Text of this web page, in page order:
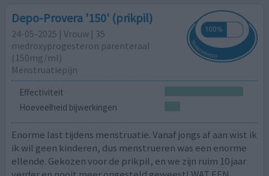
Depo-Provera '150' (prikpil)
24-05-2025 | Vrouw | 35
medroxyprogesteron parenteraal
(150mg/ml)
Menstruatiepijn
Effectiviteit
Hoeveelheid bijwerkingen
Enorme last tijdens menstruatie. Vanaf jongs af aan wist ik
ik wil geen kinderen, dus menstrueren was een enorme
ellende. Gekozen voor de prikpil, en we zijn ruim 10 jaar